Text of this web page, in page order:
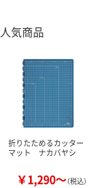
気商品
折りたためるカッター
マット ナカバヤシ
￥1,290～（税込）